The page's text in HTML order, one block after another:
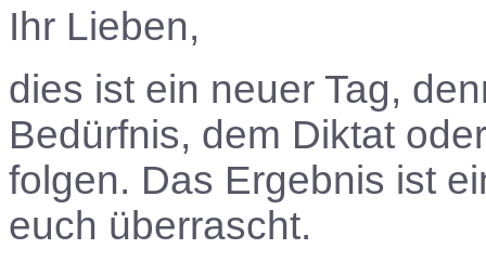
Ihr Lieben,
dies ist ein neuer Tag,
Bedürfnis, dem Diktat
folgen. Das Ergebnis ist
euch überrascht.